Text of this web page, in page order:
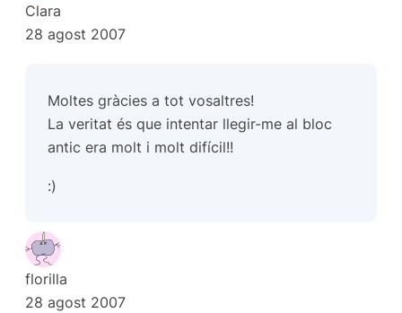
Clara
28 agost 2007
Moltes gràcies a tot vosaltres!
La veritat és que intentar llegir-me al bloc
antic era molt i molt difícil!!
:)
florilla
28 agost 2007